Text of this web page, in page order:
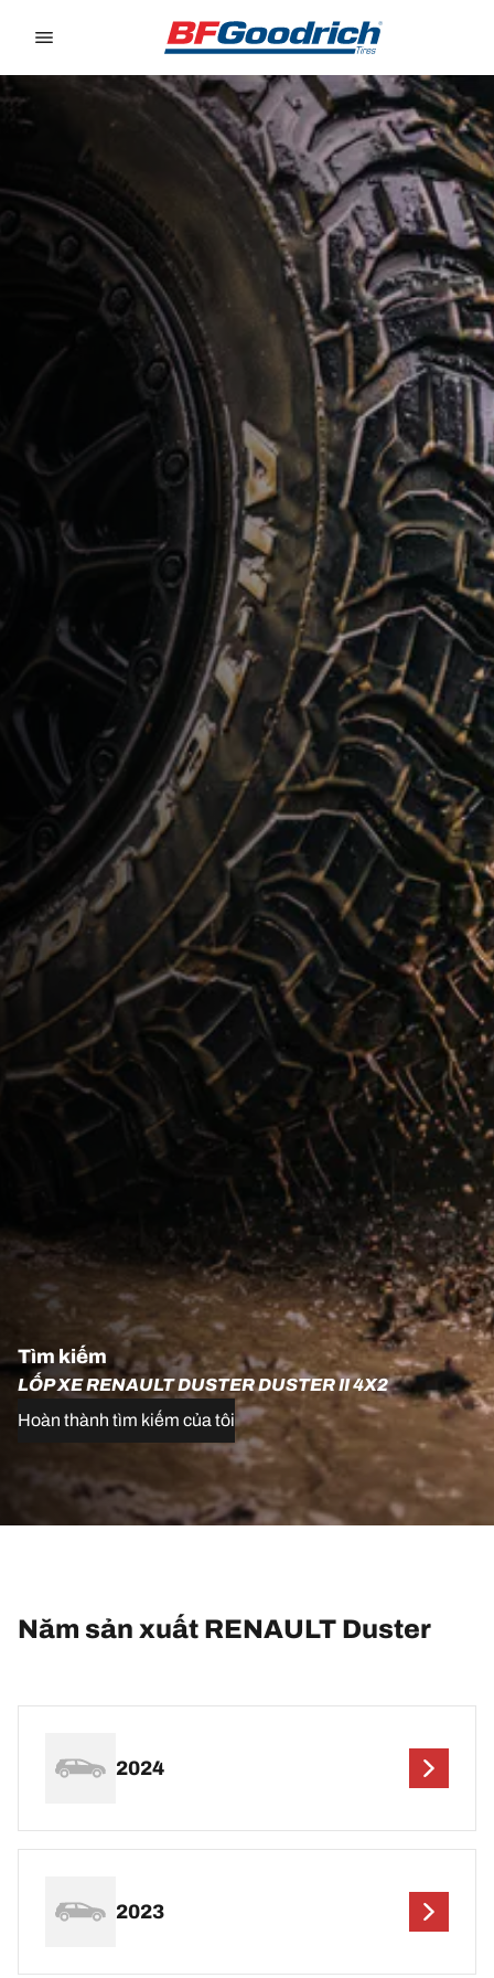
Tìm kiếm
LỐP XE RENAULT DUSTER DUSTER II 4X2
Hoàn thành tìm kiếm của tôi
Năm sản xuất RENAULT Duster
2024
2023